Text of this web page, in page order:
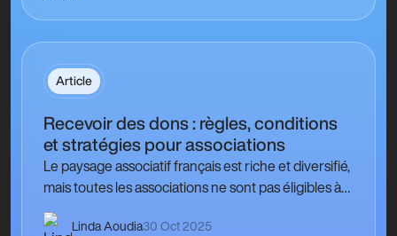
Article
Recevoir des dons : règles, conditions
et stratégies pour associations
Le paysage associatif français est riche et diversifié,
mais toutes les associations ne sont pas éligibles à
recevoir des dons. Sous le régime de…
Linda Aoudia30 Oct 2025